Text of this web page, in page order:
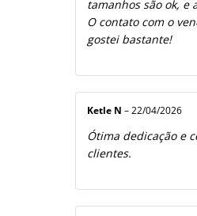
tamanhos são ok, e
O contato com o
gostei bastante!
Ketle N – 22/04/2026
Ótima dedicação e
clientes.